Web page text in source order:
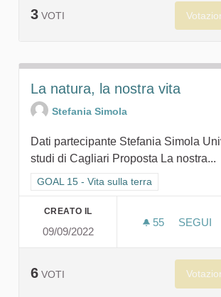
3 VOTI
La natura, la nostra vita
Stefania Simola
Dati partecipante Stefania Simola
studi di Cagliari Proposta La nostra...
Filtra i risultati per categoria: GOAL 15 -
GOAL 15 - Vita sulla terra
CREATO IL
09/09/2022
55 55
SEGUI
6 VOTI